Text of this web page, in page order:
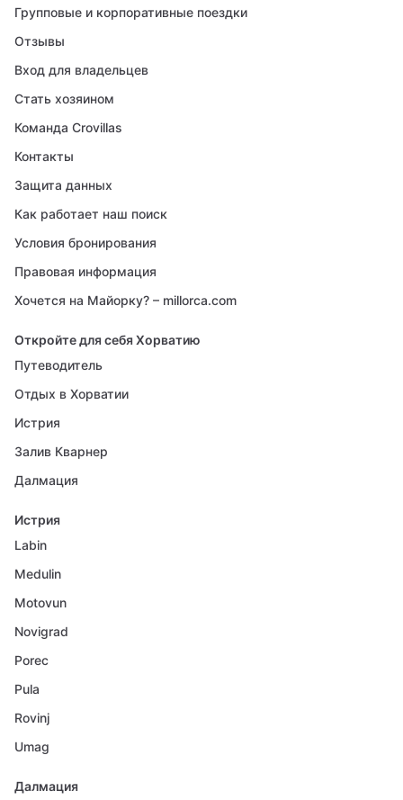
Групповые и корпоративные поездки
Отзывы
Вход для владельцев
Стать хозяином
Команда Crovillas
Контакты
Защита данных
Как работает наш поиск
Условия бронирования
Правовая информация
Хочется на Майорку? – millorca.com
Откройте для себя Хорватию
Путеводитель
Отдых в Хорватии
Истрия
Залив Кварнер
Далмация
Истрия
Labin
Medulin
Motovun
Novigrad
Porec
Pula
Rovinj
Umag
Далмация